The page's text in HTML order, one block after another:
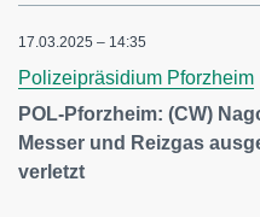
17.03.2025 – 14:35
Polizeipräsidium Pforzheim
POL-Pforzheim: (CW)
Messer und Reizgas
verletzt